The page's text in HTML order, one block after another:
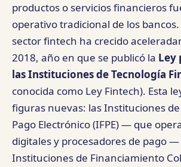
productos o servicios financieros
operativo tradicional de los bancos.
sector fintech ha crecido
2018, año en que se publicó la Ley
las Instituciones de Tecnología
conocida como Ley Fintech). Esta
figuras nuevas: las Instituciones de
Pago Electrónico (IFPE) — que
digitales y procesadores de pago —
Instituciones de Financiamiento